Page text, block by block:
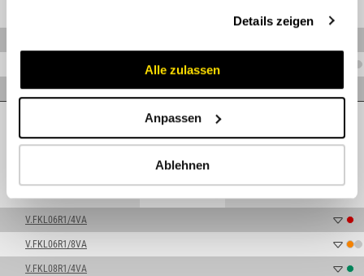
Details zeigen
Alle zulassen
Anpassen
Ablehnen
V.FKLL08R1/8VA
Leicht
V.FKL06R1/4VA
V.FKL06R1/8VA
V.FKL08R1/4VA